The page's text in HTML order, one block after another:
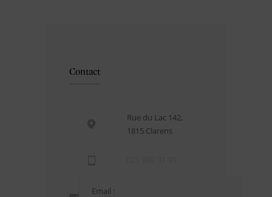
Contact
Rue du Lac 142,
1815 Clarens
Email :